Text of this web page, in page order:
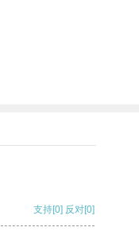
支持[0] 反对[0]